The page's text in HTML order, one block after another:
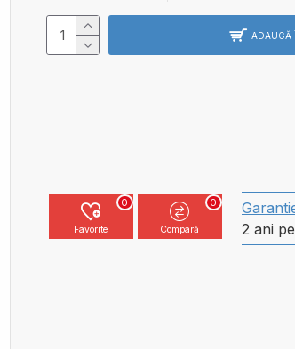
ADAUGĂ
Favorite
0
Compară
0
2 ani